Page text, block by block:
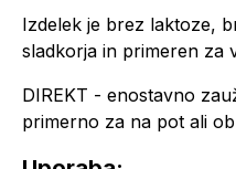
Izdelek je brez laktoze,
sladkorja in primeren za
DIREKT - enostavno
primerno za na pot ali